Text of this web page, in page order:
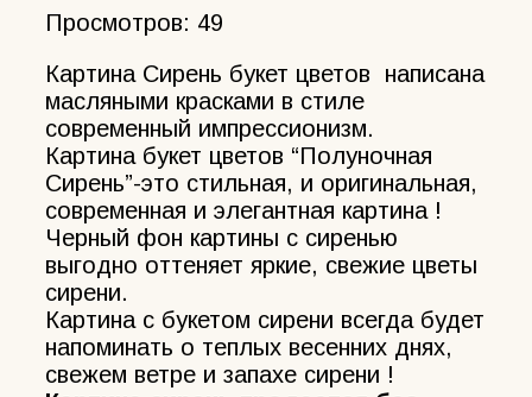
Просмотров: 49
Картина Сирень букет цветов написана
масляными красками в стиле
современный импрессионизм.
Картина букет цветов “Полуночная
Сирень”-это стильная, и оригинальная,
современная и элегантная картина !
Черный фон картины с сиренью
выгодно оттеняет яркие, свежие цветы
сирени.
Картина с букетом сирени всегда будет
напоминать о теплых весенних днях,
свежем ветре и запахе сирени !